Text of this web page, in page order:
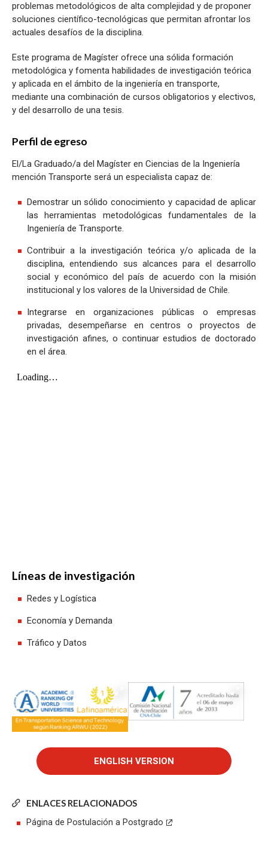
ENLACES RELACIONADOS
Página de Postulación a Postgrado
problemas metodológicos de alta complejidad y de proponer
soluciones científico-tecnológicas que permitan afrontar los
actuales desafíos de la disciplina.
Este programa de Magíster ofrece una sólida formación
metodológica y fomenta habilidades de investigación teórica
y aplicada en el ámbito de la ingeniería en transporte,
mediante una combinación de cursos obligatorios y electivos,
y del desarrollo de una tesis.
Perfil de egreso
El/La Graduado/a del Magíster en Ciencias de la Ingeniería
mención Transporte será un especialista capaz de:
Demostrar un sólido conocimiento y capacidad de aplicar
las herramientas metodológicas fundamentales de la
Ingeniería de Transporte.
Contribuir a la investigación teórica y/o aplicada de la
disciplina, entendiendo sus alcances para el desarrollo
social y económico del país de acuerdo con la misión
institucional y los valores de la Universidad de Chile.
Integrarse en organizaciones públicas o empresas
privadas, desempeñarse en centros o proyectos de
investigación afines, o continuar estudios de doctorado
en el área.
Líneas de investigación
Redes y Logística
Economía y Demanda
Tráfico y Datos